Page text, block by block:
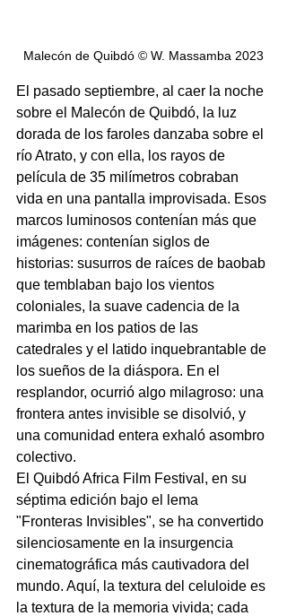
Malecón de Quibdó © W. Massamba 2023
El pasado septiembre, al caer la noche
sobre el Malecón de Quibdó, la luz
dorada de los faroles danzaba sobre el
río Atrato, y con ella, los rayos de
película de 35 milímetros cobraban
vida en una pantalla improvisada. Esos
marcos luminosos contenían más que
imágenes: contenían siglos de
historias: susurros de raíces de baobab
que temblaban bajo los vientos
coloniales, la suave cadencia de la
marimba en los patios de las
catedrales y el latido inquebrantable de
los sueños de la diáspora. En el
resplandor, ocurrió algo milagroso: una
frontera antes invisible se disolvió, y
una comunidad entera exhaló asombro
colectivo.
El Quibdó Africa Film Festival, en su
séptima edición bajo el lema
"Fronteras Invisibles", se ha convertido
silenciosamente en la insurgencia
cinematográfica más cautivadora del
mundo. Aquí, la textura del celuloide es
la textura de la memoria vivida; cada